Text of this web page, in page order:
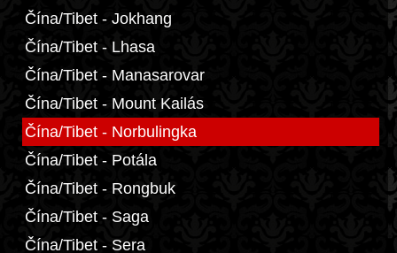
Čína/Tibet - Jokhang
Čína/Tibet - Lhasa
Čína/Tibet - Manasarovar
Čína/Tibet - Mount Kailás
Čína/Tibet - Norbulingka
Čína/Tibet - Potála
Čína/Tibet - Rongbuk
Čína/Tibet - Saga
Čína/Tibet - Sera